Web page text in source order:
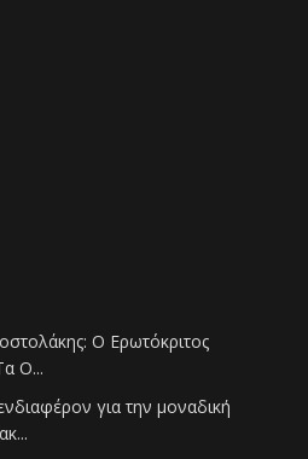
Ο Ερωτόκριτος
Ο...
για την μοναδική